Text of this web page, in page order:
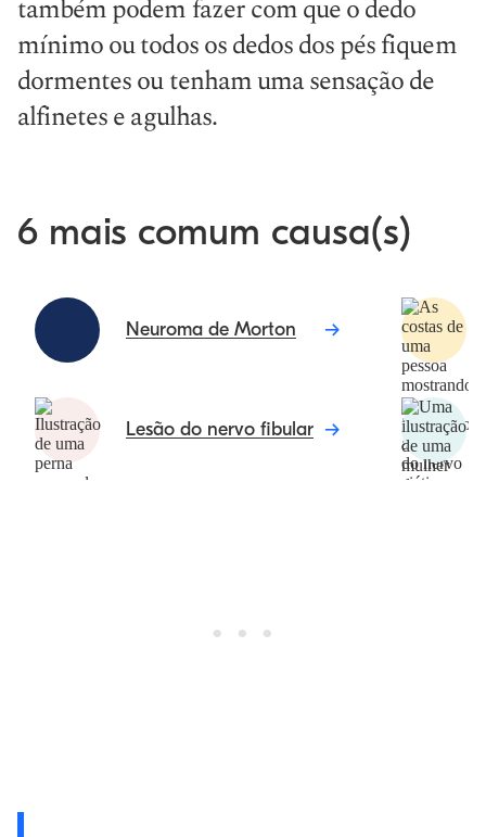
também podem fazer com que o dedo
mínimo ou todos os dedos dos pés fiquem
dormentes ou tenham uma sensação de
alfinetes e agulhas.
6 mais comum causa(s)
Neuroma de Morton
Lesão do nervo fibular